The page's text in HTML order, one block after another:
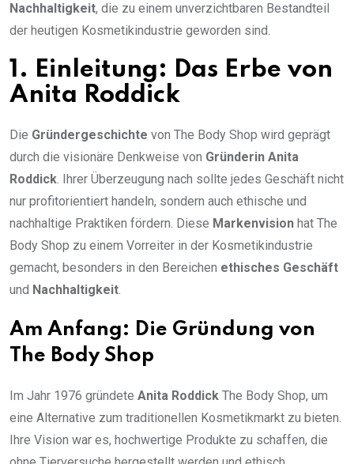
Nachhaltigkeit, die zu einem unverzichtbaren Bestandteil
der heutigen Kosmetikindustrie geworden sind.
1. Einleitung: Das Erbe von
Anita Roddick
Die Gründergeschichte von The Body Shop wird geprägt
durch die visionäre Denkweise von Gründerin Anita
Roddick. Ihrer Überzeugung nach sollte jedes Geschäft nicht
nur profitorientiert handeln, sondern auch ethische und
nachhaltige Praktiken fördern. Diese Markenvision hat The
Body Shop zu einem Vorreiter in der Kosmetikindustrie
gemacht, besonders in den Bereichen ethisches Geschäft
und Nachhaltigkeit.
Am Anfang: Die Gründung von
The Body Shop
Im Jahr 1976 gründete Anita Roddick The Body Shop, um
eine Alternative zum traditionellen Kosmetikmarkt zu bieten.
Ihre Vision war es, hochwertige Produkte zu schaffen, die